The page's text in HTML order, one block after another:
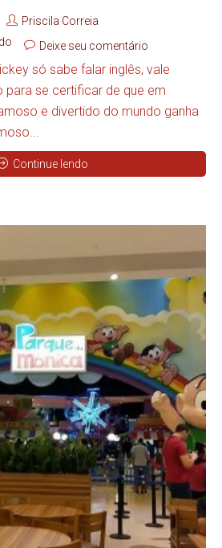
Priscila Correia
Deixe seu comentário
só sabe falar inglês, vale
para se certificar de que em
e divertido do mundo ganha
Continue lendo